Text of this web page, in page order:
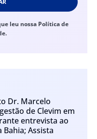
leu nossa Política de
Dr. Marcelo
de Clevim em
entrevista ao
Bahia; Assista